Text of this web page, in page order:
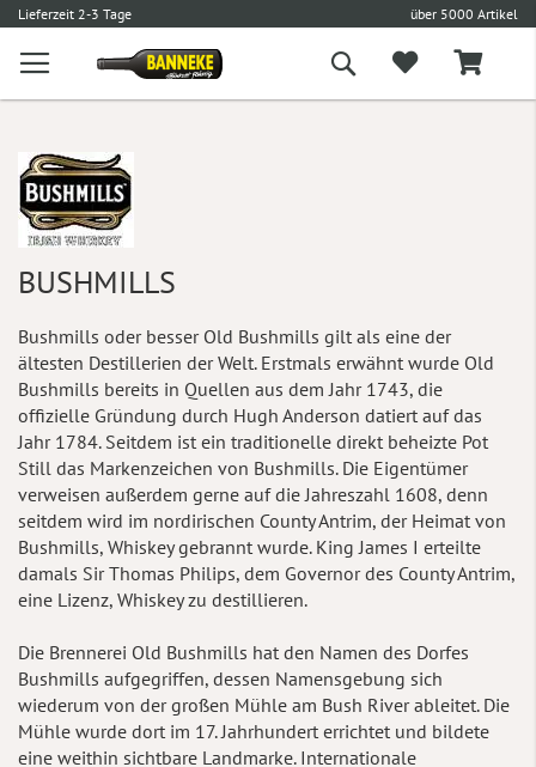
5,90 € Versand Versandkostenfrei ab 100 €
Suche
BUSHMILLS
Bushmills oder besser Old Bushmills gilt als eine der
ältesten Destillerien der Welt. Erstmals erwähnt wurde Old
Bushmills bereits in Quellen aus dem Jahr 1743, die
offizielle Gründung durch Hugh Anderson datiert auf das
Jahr 1784. Seitdem ist ein traditionelle direkt beheizte Pot
Still das Markenzeichen von Bushmills. Die Eigentümer
verweisen außerdem gerne auf die Jahreszahl 1608, denn
seitdem wird im nordirischen County Antrim, der Heimat von
Bushmills, Whiskey gebrannt wurde. King James I erteilte
damals Sir Thomas Philips, dem Governor des County Antrim,
eine Lizenz, Whiskey zu destillieren.
Die Brennerei Old Bushmills hat den Namen des Dorfes
Bushmills aufgegriffen, dessen Namensgebung sich
wiederum von der großen Mühle am Bush River ableitet. Die
Mühle wurde dort im 17. Jahrhundert errichtet und bildete
eine weithin sichtbare Landmarke. Internationale